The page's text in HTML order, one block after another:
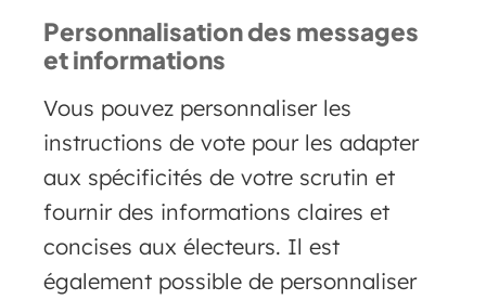
Personnalisation des messages
et informations
Vous pouvez personnaliser les
instructions de vote pour les adapter
aux spécificités de votre scrutin et
fournir des informations claires et
concises aux électeurs. Il est
également possible de personnaliser